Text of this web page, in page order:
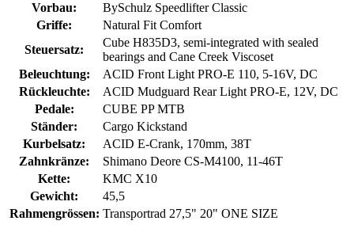
Vorbau:
BySchulz Speedlifter Classic
Griffe:
Natural Fit Comfort
Steuersatz:
Cube H835D3, semi-integrated with sealed
bearings and Cane Creek Viscoset
Beleuchtung:
ACID Front Light PRO-E 110, 5-16V, DC
Rückleuchte:
ACID Mudguard Rear Light PRO-E, 12V, DC
Pedale:
CUBE PP MTB
Ständer:
Cargo Kickstand
Kurbelsatz:
ACID E-Crank, 170mm, 38T
Zahnkränze:
Shimano Deore CS-M4100, 11-46T
Kette:
KMC X10
Gewicht:
45,5
Rahmengrössen: Transportrad 27,5" 20" ONE SIZE